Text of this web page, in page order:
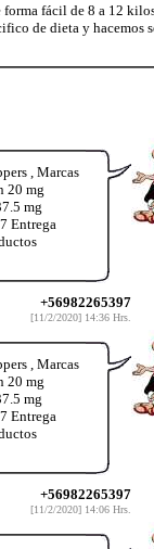
fácil de 8 a 12 kilos
de dieta y hacemos
, Marcas
20 mg
mg
Entrega
+56982265397
[11/2/2020] 14:36 Hrs.
, Marcas
20 mg
mg
Entrega
+56982265397
[11/2/2020] 14:06 Hrs.